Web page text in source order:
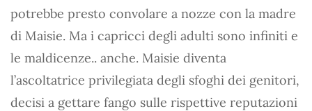
potrebbe presto convolare a nozze con la madre
di Maisie. Ma i capricci degli adulti sono infiniti e
le maldicenze.. anche. Maisie diventa
l’ascoltatrice privilegiata degli sfoghi dei genitori,
decisi a gettare fango sulle rispettive reputazioni